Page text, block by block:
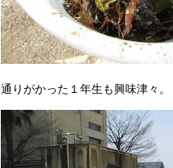
通りがかった１年生も興味津々。